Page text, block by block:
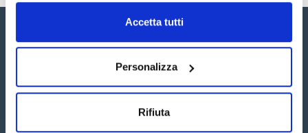
Accetta tutti
Personalizza
Rifiuta
Seguici: